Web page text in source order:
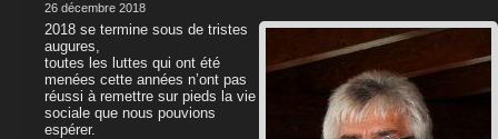
26 décembre 2018
2018 se termine sous de tristes
augures,
toutes les luttes qui ont été
menées cette années n’ont pas
réussi à remettre sur pieds la vie
sociale que nous pouvions
espérer.